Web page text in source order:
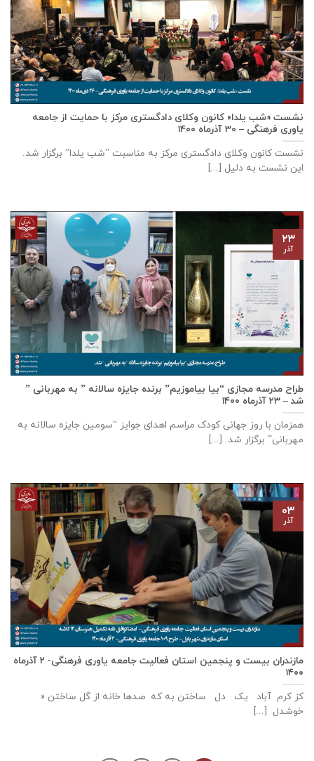
نشست «شب یلدا» کانون وکلای دادگستری مرکز با حمایت از جامعه
یاوری فرهنگی – ۳۰ آذرماه ۱۴۰۰
نشست کانون وکلای دادگستری مرکز به مناسبت ”شب یلدا” برگزار شد.
این نشست به دلیل [...]
طراح مدرسه مجازی “بیا بیاموزیم” برنده جایزه سالانه ” به مهربانی ”
شد – ۲۳ آذرماه ۱۴۰۰
همزمان با روز جهانی کودک مراسم اهدای جوایز “سومین جایزه سالانه به
مهربانی” برگزار شد. [...]
۲۳
آذر
مازندران بیست و پنجمین استان فعالیت جامعه یاوری فرهنگی- ۲ آذرماه
۱۴۰۰
کز کرم آباد یک دل ساختن به که صدها خانه از گل ساختن «
خوشدل [...]
۰۳
آذر